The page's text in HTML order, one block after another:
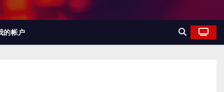
的帐户